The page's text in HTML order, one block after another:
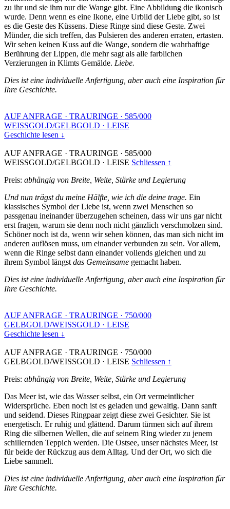
zu ihr und sie ihm nur die Wange gibt. Eine Abbildung die ikonisch
wurde. Denn wenn es eine Ikone, eine Urbild der Liebe gibt, so ist
es die Geste des Küssens. Diese Ringe sind diese Geste. Zwei
Münder, die sich treffen, das Pulsieren des anderen erraten, ertasten.
Wir sehen keinen Kuss auf die Wange, sondern die wahrhaftige
Berührung der Lippen, die mehr sagt als alle farblichen
Verzierungen in Klimts Gemälde. Liebe.
Dies ist eine individuelle Anfertigung, aber auch eine Inspiration für
Ihre Geschichte.
AUF ANFRAGE · TRAURINGE · 585/000
WEISSGOLD/GELBGOLD · LEISE
Geschichte lesen ↓
AUF ANFRAGE · TRAURINGE · 585/000
WEISSGOLD/GELBGOLD · LEISE Schliessen ↑
Preis: abhängig von Breite, Weite, Stärke und Legierung
Und nun trägst du meine Hälfte, wie ich die deine trage. Ein
klassisches Symbol der Liebe ist, wenn zwei Menschen so
passgenau ineinander überzugehen scheinen, dass wir uns gar nicht
erst fragen, warum sie denn noch nicht gänzlich verschmolzen sind.
Schöner noch ist da, wenn wir sehen können, das man sich nicht im
anderen auflösen muss, um einander verbunden zu sein. Vor allem,
wenn die Ringe selbst dann einander vollends gleichen und zu
ihrem Symbol längst das Gemeinsame gemacht haben.
Dies ist eine individuelle Anfertigung, aber auch eine Inspiration für
Ihre Geschichte.
AUF ANFRAGE · TRAURINGE · 750/000
GELBGOLD/WEISSGOLD · LEISE
Geschichte lesen ↓
AUF ANFRAGE · TRAURINGE · 750/000
GELBGOLD/WEISSGOLD · LEISE Schliessen ↑
Preis: abhängig von Breite, Weite, Stärke und Legierung
Das Meer ist, wie das Wasser selbst, ein Ort vermeintlicher
Widersprüche. Eben noch ist es geladen und gewaltig. Dann sanft
und seidend. Dieses Ringpaar zeigt diese zwei Gesichter. Sie ist
energetisch. Er ruhig und glättend. Darum türmen sich auf ihrem
Ring die silbernen Wellen, die auf seinem Ring wieder zu jenem
schillernden Teppich werden. Die Ostsee, unser nächstes Meer, ist
für beide der Rückzug aus dem Alltag. Und der Ort, wo sich die
Liebe sammelt.
Dies ist eine individuelle Anfertigung, aber auch eine Inspiration für
Ihre Geschichte.